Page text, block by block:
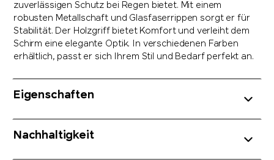
zuverlässigen Schutz bei Regen bietet. Mit einem
robusten Metallschaft und Glasfaserrippen sorgt er für
Stabilität. Der Holzgriff bietet Komfort und verleiht dem
Schirm eine elegante Optik. In verschiedenen Farben
erhältlich, passt er sich Ihrem Stil und Bedarf perfekt an.
Eigenschaften
Nachhaltigkeit